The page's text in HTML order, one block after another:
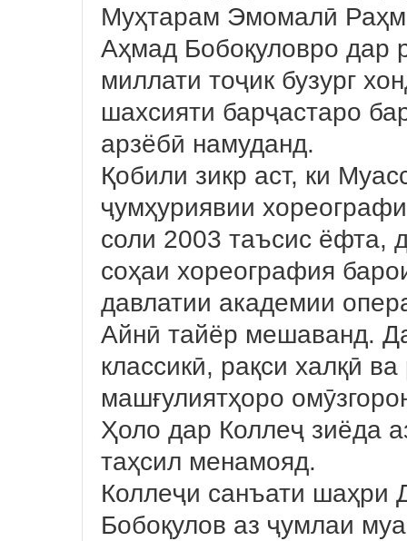
Муҳтарам Эмомалӣ
Аҳмад Бобоқуловро дар
миллати тоҷик бузург
шахсияти барҷастаро
арзёбӣ намуданд.
Қобили зикр аст, ки
ҷумҳуриявии
соли 2003 таъсис ёфта,
соҳаи хореография
давлатии академии
Айнӣ тайёр мешаванд.
классикӣ, рақси халқӣ
машғулиятҳоро
Ҳоло дар Коллеҷ зиёда
таҳсил менамояд.
Коллеҷи санъати
Бобоқулов аз ҷумлаи